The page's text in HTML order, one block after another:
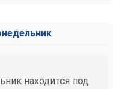
находится под